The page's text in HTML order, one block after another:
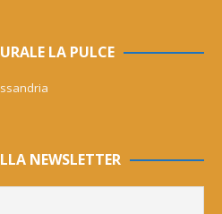
LA PULCE
NEWSLETTER